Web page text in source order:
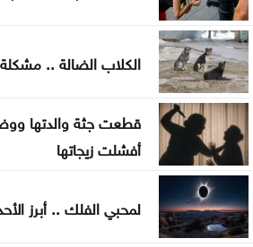
الكلاب الضالة ..
قطعت جثة والدتها
أفشلت زيجاتها
لمحبي الفلك .. أبرز